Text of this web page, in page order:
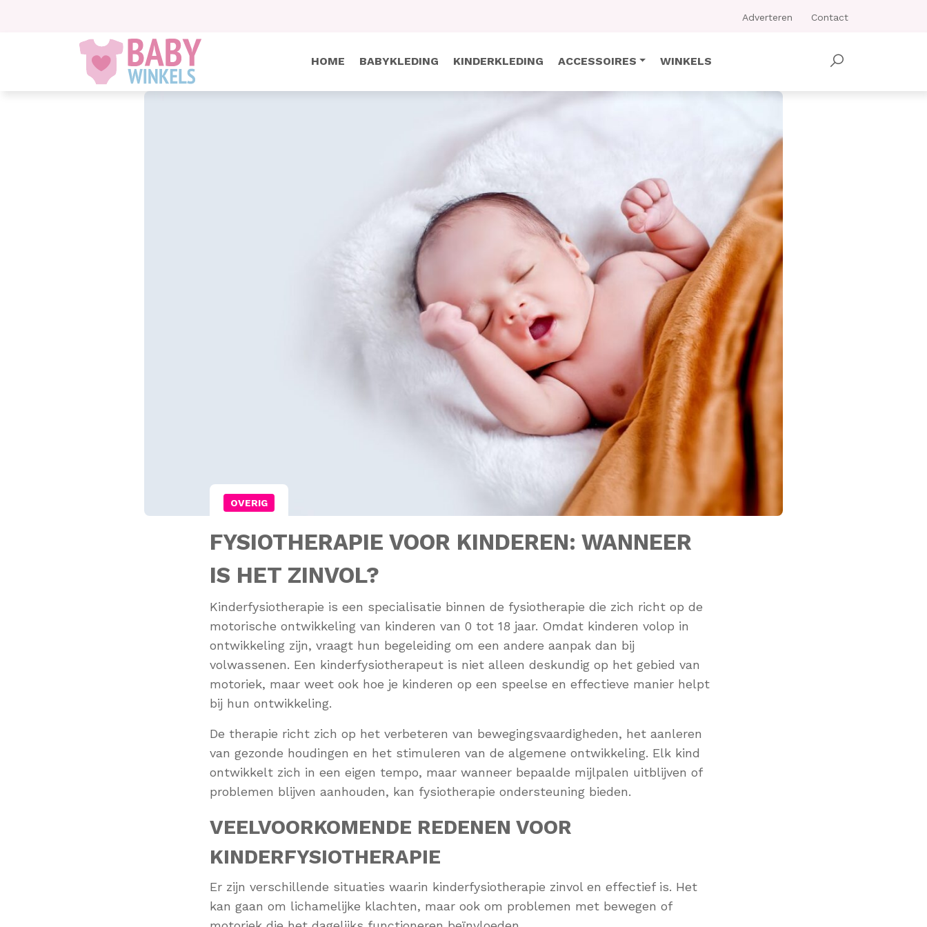
Adverteren Contact
HOME BABYKLEDING KINDERKLEDING ACCESSOIRES WINKELS
OVERIG
FYSIOTHERAPIE VOOR KINDEREN: WANNEER
IS HET ZINVOL?
Kinderfysiotherapie is een specialisatie binnen de fysiotherapie die zich richt op de
motorische ontwikkeling van kinderen van 0 tot 18 jaar. Omdat kinderen volop in
ontwikkeling zijn, vraagt hun begeleiding om een andere aanpak dan bij
volwassenen. Een kinderfysiotherapeut is niet alleen deskundig op het gebied van
motoriek, maar weet ook hoe je kinderen op een speelse en effectieve manier helpt
bij hun ontwikkeling.
De therapie richt zich op het verbeteren van bewegingsvaardigheden, het aanleren
van gezonde houdingen en het stimuleren van de algemene ontwikkeling. Elk kind
ontwikkelt zich in een eigen tempo, maar wanneer bepaalde mijlpalen uitblijven of
problemen blijven aanhouden, kan fysiotherapie ondersteuning bieden.
VEELVOORKOMENDE REDENEN VOOR
KINDERFYSIOTHERAPIE
Er zijn verschillende situaties waarin kinderfysiotherapie zinvol en effectief is. Het
kan gaan om lichamelijke klachten, maar ook om problemen met bewegen of